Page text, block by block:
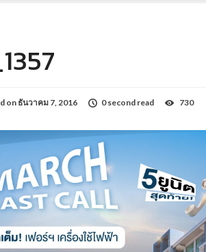
on ธันวาคม 7, 2016 0 second read 730